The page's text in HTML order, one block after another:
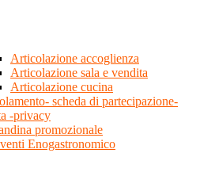
Articolazione accoglienza
Articolazione sala e vendita
Articolazione cucina
scheda di partecipazione-
-privacy
promozionale
Enogastronomico